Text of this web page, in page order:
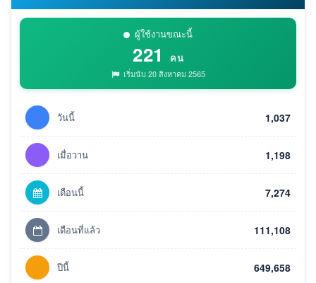
ผู้ใช้งานขณะนี้
221 คน
เริ่มนับ 20 สิงหาคม 2565
วันนี้ 1,037
เมื่อวาน 1,198
เดือนนี้ 7,274
เดือนที่แล้ว 111,108
ปีนี้ 649,658